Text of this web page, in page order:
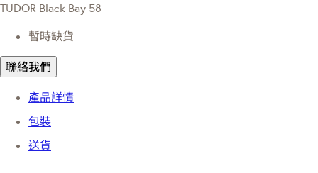
TUDOR Black Bay 58
暫時缺貨
聯絡我們
產品詳情
包裝
送貨